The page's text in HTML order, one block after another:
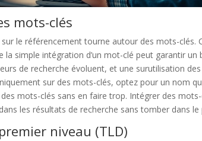
mots-clés
le référencement tourne autour des mots-clés.
la simple intégration d’un mot-clé peut garantir
de recherche évoluent, et une surutilisation
sur des mots-clés, optez pour un nom
mots-clés sans en faire trop. Intégrer des
les résultats de recherche sans tomber dans
niveau (TLD)